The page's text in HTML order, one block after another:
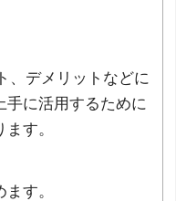
、デメリットなどに
手に活用するために
す。
す。